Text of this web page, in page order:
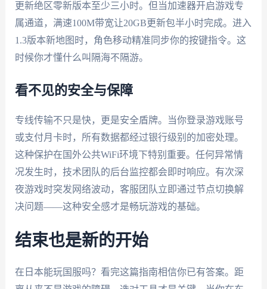
更新绝区零新版本至少三小时。但当加速器开启游戏专
属通道，满速100M带宽让20GB更新包半小时完成。进入
1.3版本新地图时，角色移动精准同步你的按键指令。这
时候你才懂什么叫隔海不隔游。
看不见的安全与保障
专线传输不只是快，更是安全盾牌。当你登录游戏账号
或支付月卡时，所有数据都经过银行级别的加密处理。
这种保护在国外公共WiFi环境下特别重要。任何异常情
况发生时，技术团队的后台监控都会即时响应。有次深
夜游戏时突发网络波动，客服团队立即通过节点切换解
决问题——这种安全感才是畅玩游戏的基础。
结束也是新的开始
在日本能玩国服吗？看完这篇指南相信你已有答案。距